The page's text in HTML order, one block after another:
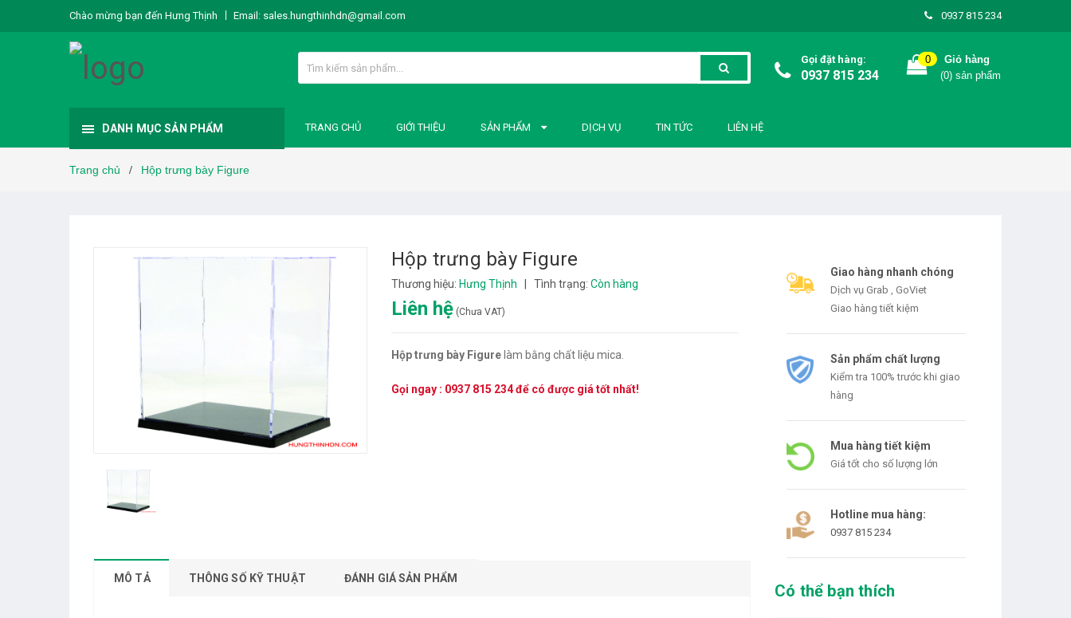
Chào mừng bạn đến Hưng Thịnh Email: sales.hungthinhdn@gmail.com 0937 815 234
Gọi đặt hàng:
0937 815 234
0
Giỏ hàng
(0) sản phẩm
DANH MỤC SẢN PHẨM TRANG CHỦ GIỚI THIỆU SẢN PHẨM DỊCH VỤ TIN TỨC LIÊN HỆ
Trang chủ / Hộp trưng bày Figure
Hộp trưng bày Figure
Thương hiệu: Hưng Thịnh Tình trạng: Còn hàng
Liên hệ (Chưa VAT)
Hộp trưng bày Figurelàm bằng chất liệu mica.
Gọi ngay : 0937 815 234để có được giá tốt nhất!
MÔ TẢ THÔNG SỐ KỸ THUẬT ĐÁNH GIÁ SẢN PHẨM
Giao hàng nhanh chóng
Dịch vụ Grab , GoViet
Giao hàng tiết kiệm
Sản phẩm chất lượng
Kiểm tra 100% trước khi giao
hàng
Mua hàng tiết kiệm
Giá tốt cho số lượng lớn
Hotline mua hàng:
0937 815 234
Có thể bạn thích